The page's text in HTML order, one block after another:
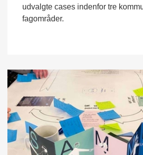
udvalgte cases indenfor tre
fagområder.